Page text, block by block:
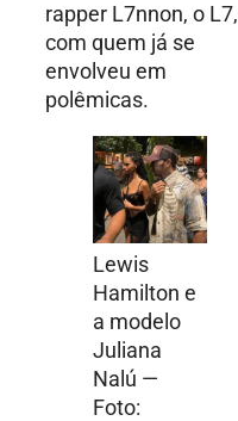
rapper L7nnon, o L7,
com quem já se
envolveu em
polêmicas.
Lewis
Hamilton e
a modelo
Juliana
Nalú —
Foto: